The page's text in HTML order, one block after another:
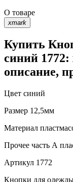
О товаре
xmark
Купить
синий 1772:
описание,
Цвет синий
Размер 12,5мм
Материал
Прочее часть А
Артикул 1772
Кнопки для одежды